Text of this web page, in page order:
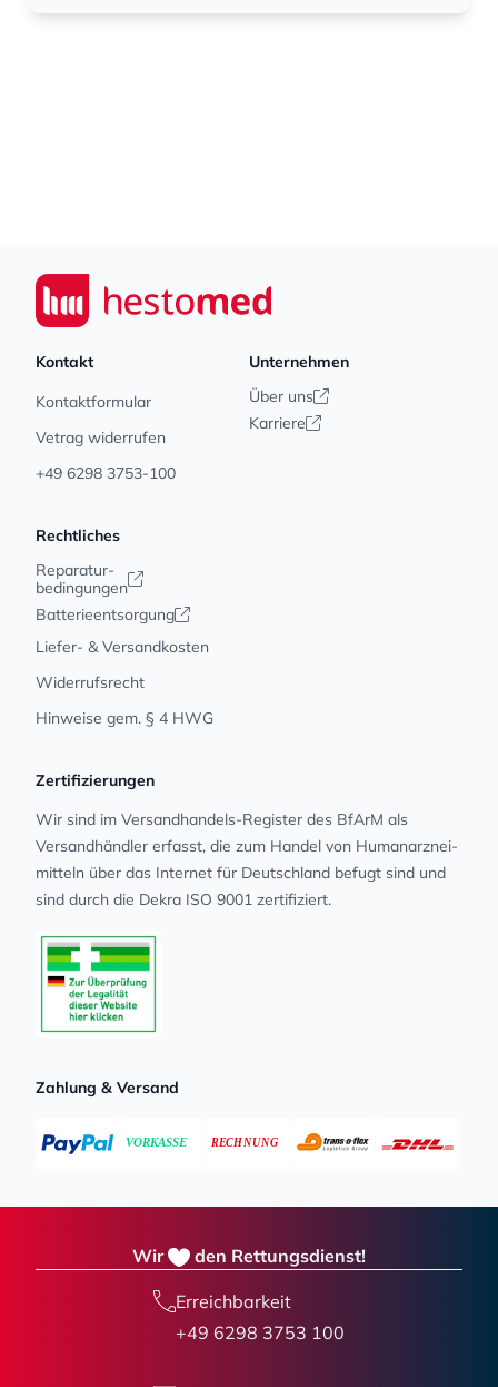
Seiwert GmbH
Kontakt
Kontaktformular
Vetrag widerrufen
+49 6298 3753-100
Unternehmen
Über uns
Karriere
Rechtliches
Reparatur-
bedingungen
Batterieentsorgung
Liefer- & Versandkosten
Widerrufsrecht
Hinweise gem. § 4 HWG
Zertifizierungen
Wir sind im Versandhandels-Register des BfArM als
Versandhändler erfasst, die zum Handel von Human­arz­nei­
mit­teln über das Internet für Deutschland befugt sind und
sind durch die Dekra ISO 9001 zertifiziert.
Zahlung & Versand
Wir den Rettungsdienst!
Erreichbarkeit
+49 6298 3753 100